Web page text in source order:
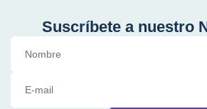
Suscríbete a nuestro